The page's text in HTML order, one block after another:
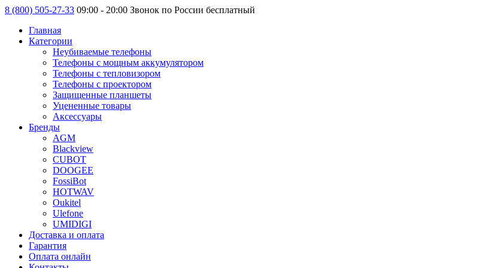
8 (800) 505-27-33 09:00 - 20:00 Звонок по России бесплатный
Главная
Категории
Неубиваемые телефоны
Телефоны с мощным аккумулятором
Телефоны с тепловизором
Телефоны с проектором
Защищенные планшеты
Уцененные товары
Аксессуары
Бренды
AGM
Blackview
CUBOT
DOOGEE
FossiBot
HOTWAV
Oukitel
Ulefone
UMIDIGI
Доставка и оплата
Гарантия
Оплата онлайн